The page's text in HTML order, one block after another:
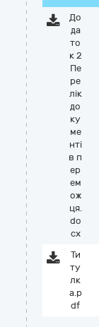
До
да
то
к 2
Пе
ре
лік
до
ку
ме
нті
в п
ер
ем
ож
ця.
do
cx
Ти
ту
лк
а.p
df